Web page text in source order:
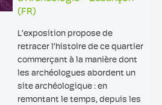
(FR)
L’exposition propose de
retracer l’histoire de ce quartier
commerçant à la manière dont
les archéologues abordent un
site archéologique : en
remontant le temps, depuis les